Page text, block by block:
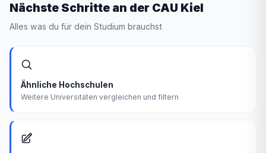
Nächste Schritte an der CAU Kiel
Alles was du für dein Studium brauchst
Ähnliche Hochschulen
Weitere Universitäten vergleichen und filtern